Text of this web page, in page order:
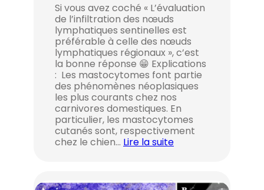
Si vous avez coché « L’évaluation
de l’infiltration des nœuds
lymphatiques sentinelles est
préférable à celle des nœuds
lymphatiques régionaux », c’est
la bonne réponse 😁 Explications
: Les mastocytomes font partie
des phénomènes néoplasiques
les plus courants chez nos
carnivores domestiques. En
particulier, les mastocytomes
cutanés sont, respectivement
chez le chien… Lire la suite